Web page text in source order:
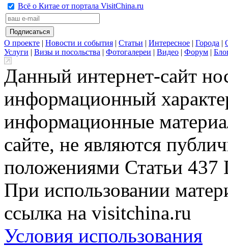
Всё о Китае от портала VisitChina.ru
О проекте | Новости и события | Статьи | Интересное | Города |
Услуги | Визы и посольства | Фотогалереи | Видео | Форум |
Данный интернет-сайт
информационный
информационные
сайте, не являются
положениями Статьи 437
При использовании
ссылка на visitchina.ru
Условия использования